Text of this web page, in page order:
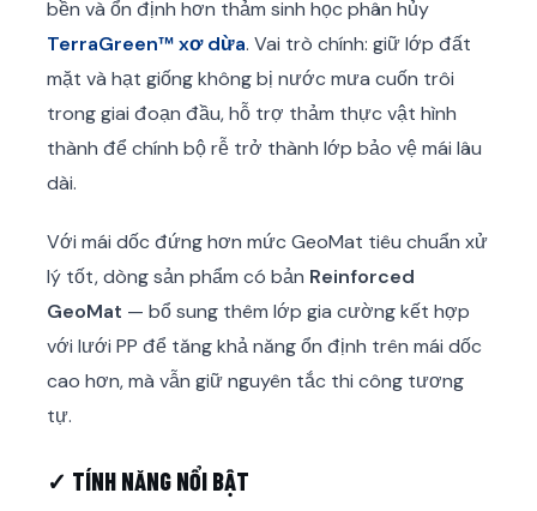
bền và ổn định hơn thảm sinh học phân hủy
TerraGreen™ xơ dừa. Vai trò chính: giữ lớp đất
mặt và hạt giống không bị nước mưa cuốn trôi
trong giai đoạn đầu, hỗ trợ thảm thực vật hình
thành để chính bộ rễ trở thành lớp bảo vệ mái lâu
dài.
Với mái dốc đứng hơn mức GeoMat tiêu chuẩn xử
lý tốt, dòng sản phẩm có bản Reinforced
GeoMat — bổ sung thêm lớp gia cường kết hợp
với lưới PP để tăng khả năng ổn định trên mái dốc
cao hơn, mà vẫn giữ nguyên tắc thi công tương
tự.
✓ TÍNH NĂNG NỔI BẬT